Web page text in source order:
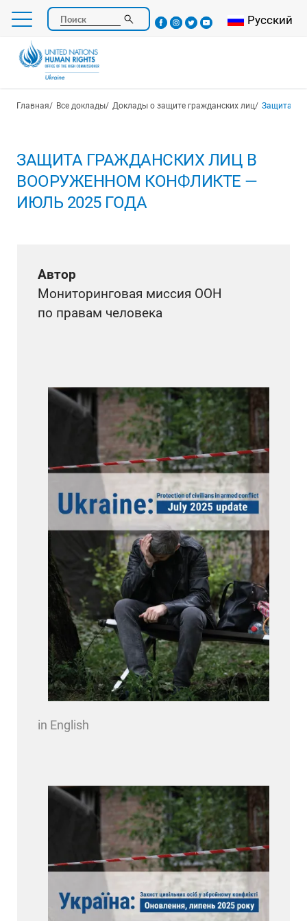
Перейти
основному
содержанию
Поиск Select your
Русский
Строка навигации
Главная Все доклады Доклады о защите гражданских лиц Защита
ЗАЩИТА ГРАЖДАНСКИХ ЛИЦ В
ВООРУЖЕННОМ КОНФЛИКТЕ —
ИЮЛЬ 2025 ГОДА
Автор
Мониторинговая миссия ООН
по правам человека
in English